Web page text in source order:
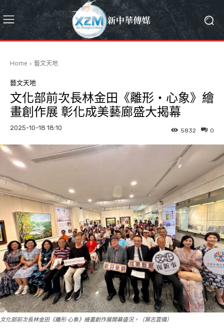
Home 藝文天地
藝文天地
文化部前次長林金田《離形‧心象》繪
畫創作展 彰化成美藝廊盛大揭幕
2025-10-18 18:10 0
5832
文化部前次長林金田《離形‧心象》繪畫創作展開幕盛況。（葉志雲攝）